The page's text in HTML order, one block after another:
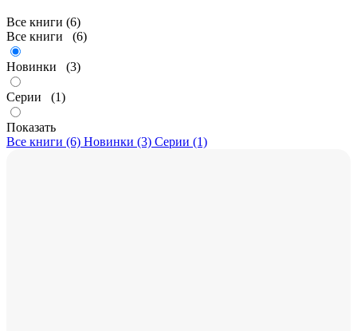
Все книги (6)
Все книги (6)
Новинки (3)
Серии (1)
Показать
Все книги (6) Новинки (3) Серии (1)